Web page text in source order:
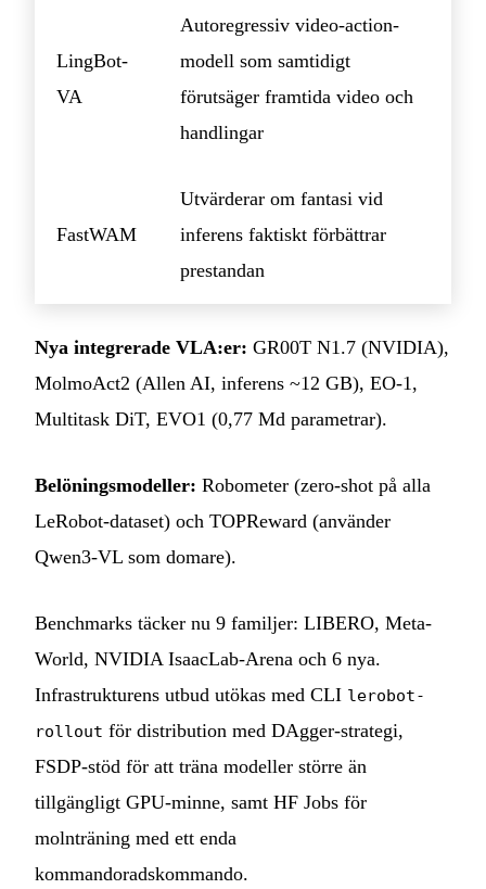
LingBot-
VA
Autoregressiv video-action-
modell som samtidigt
förutsäger framtida video och
handlingar
FastWAM
Utvärderar om fantasi vid
inferens faktiskt förbättrar
prestandan
Nya integrerade VLA:er: GR00T N1.7 (NVIDIA),
MolmoAct2 (Allen AI, inferens ~12 GB), EO-1,
Multitask DiT, EVO1 (0,77 Md parametrar).
Belöningsmodeller: Robometer (zero-shot på alla
LeRobot-dataset) och TOPReward (använder
Qwen3-VL som domare).
Benchmarks täcker nu 9 familjer: LIBERO, Meta-
World, NVIDIA IsaacLab-Arena och 6 nya.
Infrastrukturens utbud utökas med CLI lerobot-
rollout för distribution med DAgger-strategi,
FSDP-stöd för att träna modeller större än
tillgängligt GPU-minne, samt HF Jobs för
molnträning med ett enda
kommandoradskommando.